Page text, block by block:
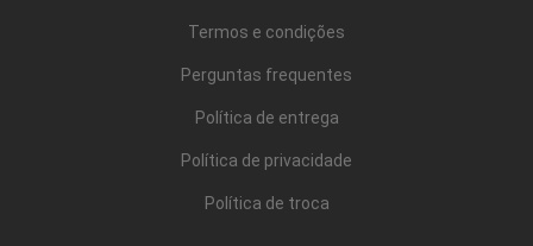
Termos e condições
Perguntas frequentes
Política de entrega
Política de privacidade
Política de troca